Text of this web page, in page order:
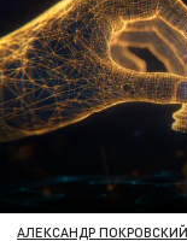
АЛЕКСАНДР ПОКРОВСКИЙ